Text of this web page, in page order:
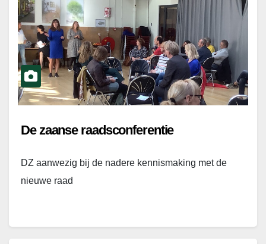
De zaanse raadsconferentie
DZ aanwezig bij de nadere kennismaking met de
nieuwe raad